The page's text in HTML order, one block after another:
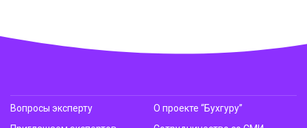
Вопросы эксперту
О проекте “Бухгуру”